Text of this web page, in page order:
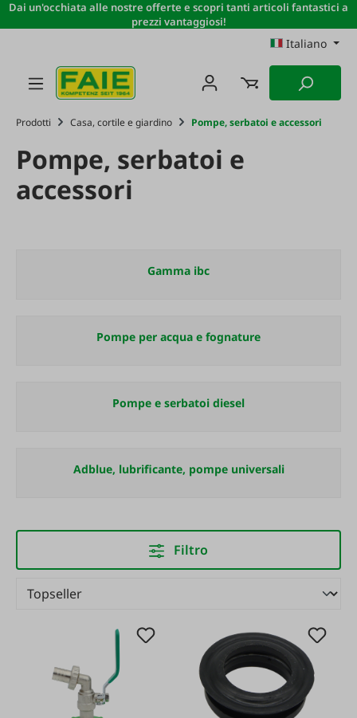
Passa al contenuto principale
Dai un'occhiata alle nostre offerte e scopri tanti articoli fantastici a
prezzi vantaggiosi!
Italiano
Prodotti Casa, cortile e giardino Pompe, serbatoi e accessori
Pompe, serbatoi e
accessori
Gamma ibc
Pompe per acqua e fognature
Pompe e serbatoi diesel
Adblue, lubrificante, pompe universali
Filtro